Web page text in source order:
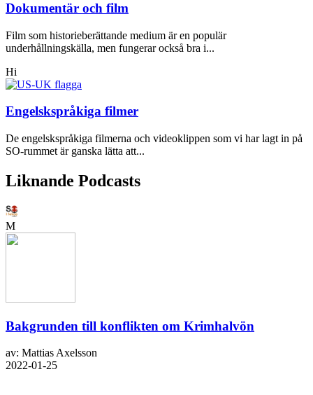
Dokumentär och film
Film som historieberättande medium är en populär
underhållningskälla, men fungerar också bra i...
Hi
Engelskspråkiga filmer
De engelskspråkiga filmerna och videoklippen som vi har lagt in på
SO-rummet är ganska lätta att...
Liknande Podcasts
M
Bakgrunden till konflikten om Krimhalvön
av: Mattias Axelsson
2022-01-25